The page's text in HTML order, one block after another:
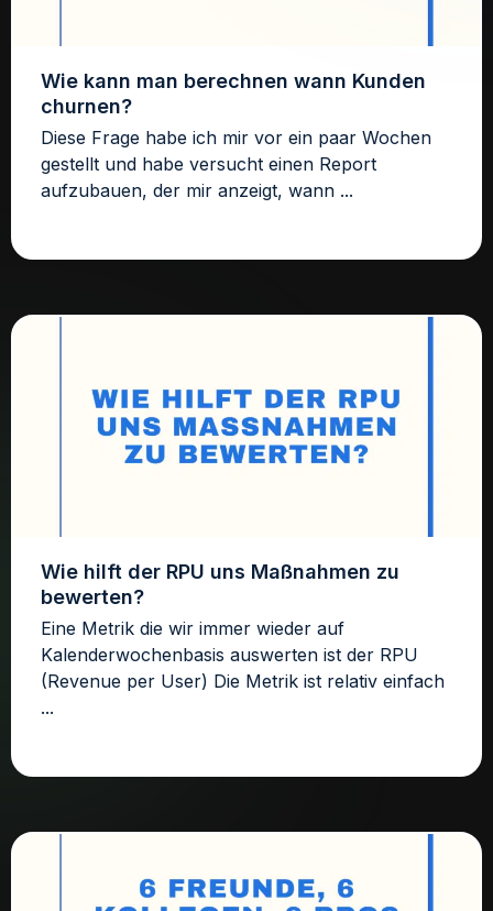
Wie kann man berechnen wann Kunden
churnen?
Diese Frage habe ich mir vor ein paar Wochen
gestellt und habe versucht einen Report
aufzubauen, der mir anzeigt, wann ...
Wie hilft der RPU uns Maßnahmen zu
bewerten?
Eine Metrik die wir immer wieder auf
Kalenderwochenbasis auswerten ist der RPU
(Revenue per User) Die Metrik ist relativ einfach
...